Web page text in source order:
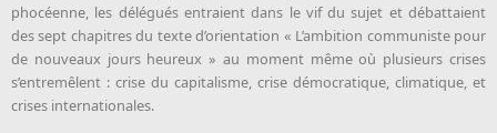
phocéenne, les délégués entraient dans le vif du sujet et débattaient
des sept chapitres du texte d’orientation « L’ambition communiste pour
de nouveaux jours heureux » au moment même où plusieurs crises
s’entremêlent : crise du capitalisme, crise démocratique, climatique, et
crises internationales.